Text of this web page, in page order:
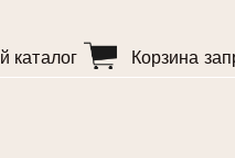
Корзина
каталог